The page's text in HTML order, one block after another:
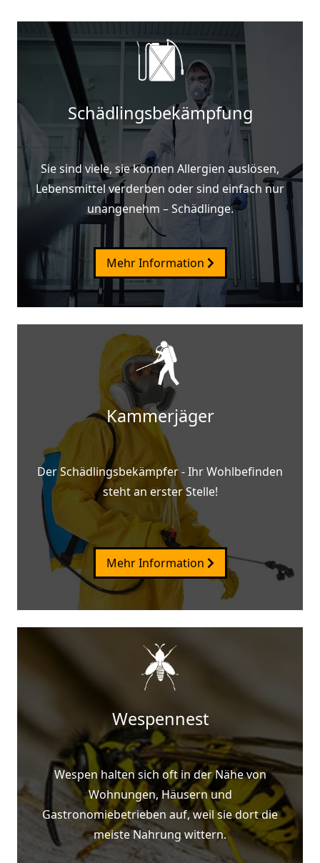
Schädlingsbekämpfung
Sie sind viele, sie können Allergien auslösen,
Lebensmittel verderben oder sind einfach nur
unangenehm – Schädlinge.
Mehr Information
Kammerjäger
Der Schädlingsbekämpfer - Ihr Wohlbefinden
steht an erster Stelle!
Mehr Information
Wespennest
Wespen halten sich oft in der Nähe von
Wohnungen, Häusern und
Gastronomiebetrieben auf, weil sie dort die
meiste Nahrung wittern.